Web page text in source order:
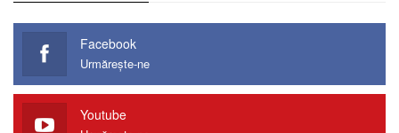
Facebook
Urmărește-ne
Youtube